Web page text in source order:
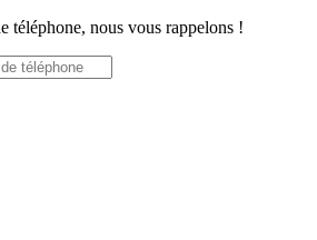
téléphone, nous vous rappelons !